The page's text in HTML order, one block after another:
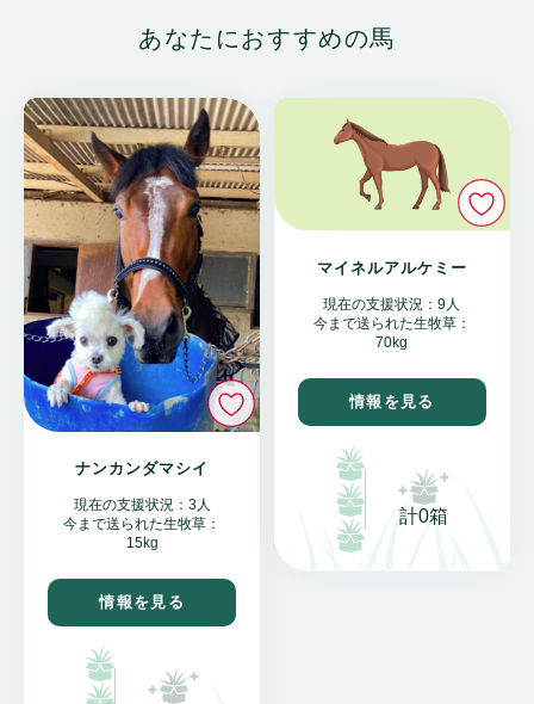
あなたにおすすめの馬
いいね
ナンカンダマシイ
現在の支援状況：3人
今まで送られた生牧草：
15kg
情報を見る
マイネルアルケミー
現在の支援状況：9人
今まで送られた生牧草：
70kg
情報を見る
計0箱